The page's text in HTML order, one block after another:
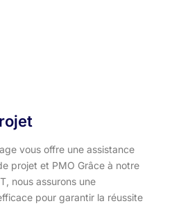
vous offre une assistance
projet et PMO Grâce à notre
nous assurons une
pour garantir la réussite